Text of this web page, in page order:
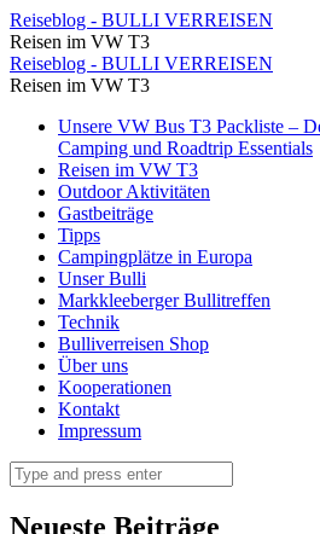
In
den
Gassen
von
Motovun
Reiseblog
BULLI
VERREISEN
Reiseblog - BULLI VERREISEN
Reisen im VW T3
In
den
Gassen
von
Motovun
Reiseblog
BULLI
VERREISEN
Reiseblog - BULLI VERREISEN
Reisen im VW T3
Skip
content
Unsere VW Bus T3 Packliste –
Camping und Roadtrip Essentials
Reisen im VW T3
Outdoor Aktivitäten
Gastbeiträge
Tipps
Campingplätze in Europa
Unser Bulli
Markkleeberger Bullitreffen
Technik
Bulliverreisen Shop
Über uns
Kooperationen
Kontakt
Impressum
Search
Neueste Beiträge